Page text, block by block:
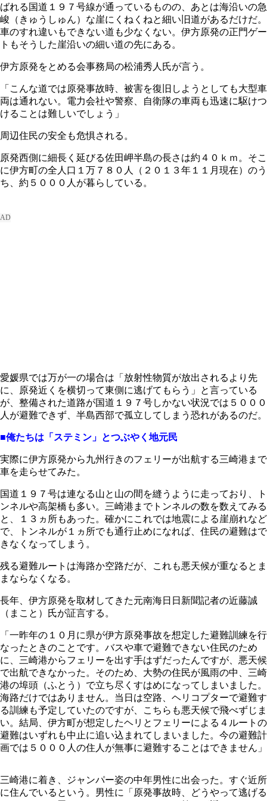
ばれる国道１９７号線が通っているものの、あとは海沿いの急
峻（きゅうしゅん）な崖にくねくねと細い旧道があるだけだ。
車のすれ違いもできない道も少なくない。伊方原発の正門ゲー
トもそうした崖沿いの細い道の先にある。
伊方原発をとめる会事務局の松浦秀人氏が言う。
「こんな道では原発事故時、被害を復旧しようとしても大型車
両は通れない。電力会社や警察、自衛隊の車両も迅速に駆けつ
けることは難しいでしょう」
周辺住民の安全も危惧される。
原発西側に細長く延びる佐田岬半島の長さは約４０ｋｍ。そこ
に伊方町の全人口１万７８０人（２０１３年１１月現在）のう
ち、約５０００人が暮らしている。
愛媛県では万が一の場合は「放射性物質が放出されるより先
に、原発近くを横切って東側に逃げてもらう」と言っている
が、整備された道路が国道１９７号しかない状況では５０００
人が避難できず、半島西部で孤立してしまう恐れがあるのだ。
■俺たちは「ステミン」とつぶやく地元民
実際に伊方原発から九州行きのフェリーが出航する三崎港まで
車を走らせてみた。
国道１９７号は連なる山と山の間を縫うように走っており、ト
ンネルや高架橋も多い。三崎港までトンネルの数を数えてみる
と、１３ヵ所もあった。確かにこれでは地震による崖崩れなど
で、トンネルが１ヵ所でも通行止めになれば、住民の避難はで
きなくなってしまう。
残る避難ルートは海路か空路だが、これも悪天候が重なるとま
まならなくなる。
長年、伊方原発を取材してきた元南海日日新聞記者の近藤誠
（まこと）氏が証言する。
「一昨年の１０月に県が伊方原発事故を想定した避難訓練を行
なったときのことです。バスや車で避難できない住民のため
に、三崎港からフェリーを出す手はずだったんですが、悪天候
で出航できなかった。そのため、大勢の住民が風雨の中、三崎
港の埠頭（ふとう）で立ち尽くすはめになってしまいました。
海路だけではありません。当日は空路、ヘリコプターで避難す
る訓練も予定していたのですが、こちらも悪天候で飛べずじま
い。結局、伊方町が想定したヘリとフェリーによる４ルートの
避難はいずれも中止に追い込まれてしまいました。今の避難計
画では５０００人の住人が無事に避難することはできません」
三崎港に着き、ジャンパー姿の中年男性に出会った。すぐ近所
に住んでいるという。男性に「原発事故時、どうやって逃げる